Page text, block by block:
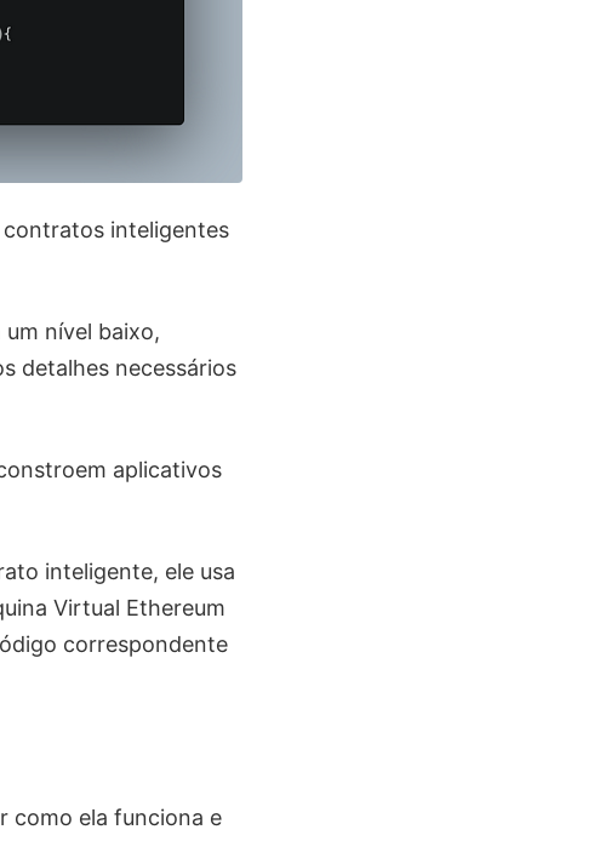
contratos inteligentes
nível baixo,
detalhes necessários
aplicativos
inteligente, ele usa
Virtual Ethereum
correspondente
como ela funciona e